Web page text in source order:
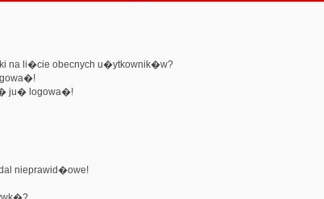
na li�cie obecnych u�ytkownik�w?
ju� logowa�!
nieprawid�owe!